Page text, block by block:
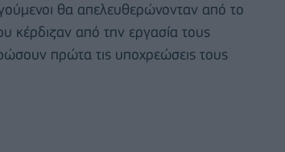
θα απελευθερώνονταν από το
από την εργασία τους
πρώτα τις υποχρεώσεις τους